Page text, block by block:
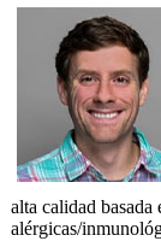
alta calidad basada
alérgicas/